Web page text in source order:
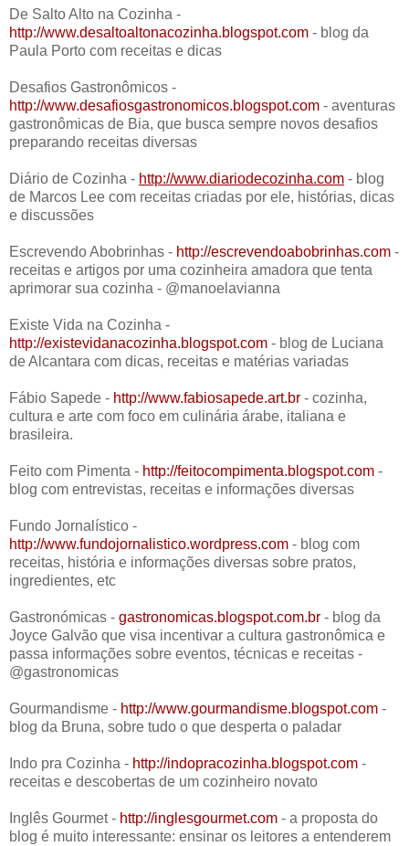
De Salto Alto na Cozinha -
http://www.desaltoaltonacozinha.blogspot.com - blog da
Paula Porto com receitas e dicas
Desafios Gastronômicos -
http://www.desafiosgastronomicos.blogspot.com - aventuras
gastronômicas de Bia, que busca sempre novos desafios
preparando receitas diversas
Diário de Cozinha - http://www.diariodecozinha.com - blog
de Marcos Lee com receitas criadas por ele, histórias, dicas
e discussões
Escrevendo Abobrinhas - http://escrevendoabobrinhas.com -
receitas e artigos por uma cozinheira amadora que tenta
aprimorar sua cozinha - @manoelavianna
Existe Vida na Cozinha -
http://existevidanacozinha.blogspot.com - blog de Luciana
de Alcantara com dicas, receitas e matérias variadas
Fábio Sapede - http://www.fabiosapede.art.br - cozinha,
cultura e arte com foco em culinária árabe, italiana e
brasileira.
Feito com Pimenta - http://feitocompimenta.blogspot.com -
blog com entrevistas, receitas e informações diversas
Fundo Jornalístico -
http://www.fundojornalistico.wordpress.com - blog com
receitas, história e informações diversas sobre pratos,
ingredientes, etc
Gastronómicas - gastronomicas.blogspot.com.br - blog da
Joyce Galvão que visa incentivar a cultura gastronômica e
passa informações sobre eventos, técnicas e receitas -
@gastronomicas
Gourmandisme - http://www.gourmandisme.blogspot.com -
blog da Bruna, sobre tudo o que desperta o paladar
Indo pra Cozinha - http://indopracozinha.blogspot.com -
receitas e descobertas de um cozinheiro novato
Inglês Gourmet - http://inglesgourmet.com - a proposta do
blog é muito interessante: ensinar os leitores a entenderem